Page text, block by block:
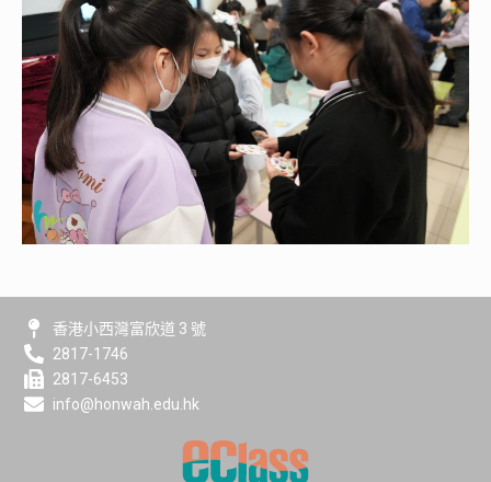
香港小西灣富欣道 3 號
2817-1746
2817-6453
info@honwah.edu.hk